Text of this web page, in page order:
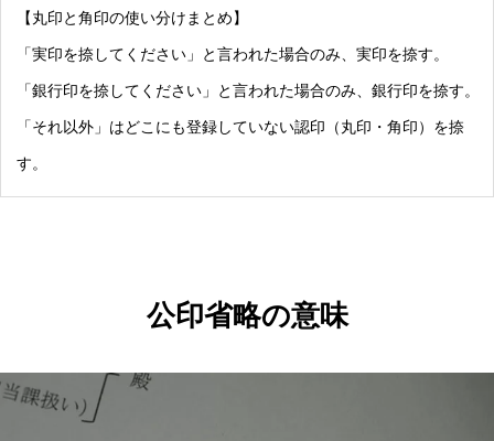
【丸印と角印の使い分けまとめ】
「実印を捺してください」と言われた場合のみ、実印を捺す。
「銀行印を捺してください」と言われた場合のみ、銀行印を捺す。
「それ以外」はどこにも登録していない認印（丸印・角印）を捺
す。
公印省略の意味